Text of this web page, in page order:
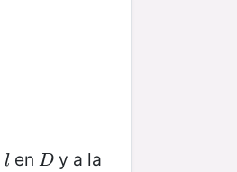
l
l en D
D y a la